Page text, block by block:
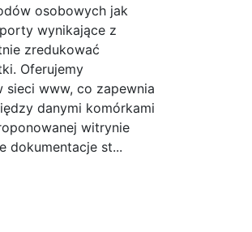
osobowych jak
wynikające z
zredukować
Oferujemy
www, co zapewnia
danymi komórkami
witrynie
dokumentacje st...